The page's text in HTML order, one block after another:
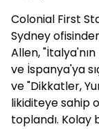
Colonial First
Sydney
Allen,
ve İspanya'ya
ve "Dikkatler,
likiditeye sahip
toplandı. Kolay